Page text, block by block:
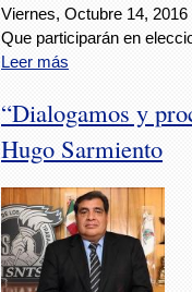
Viernes, Octubre 14, 2016
Que participarán en
Leer más
“Dialogamos y
Hugo Sarmiento